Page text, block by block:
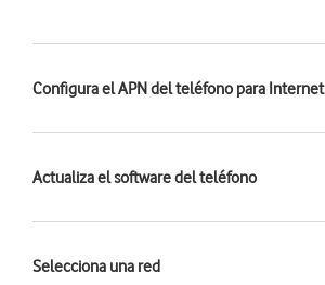
Configura el APN del teléfono para Internet
Actualiza el software del teléfono
Selecciona una red